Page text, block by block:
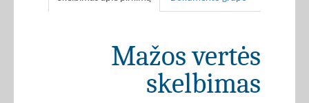
Mažos vertės
skelbimas